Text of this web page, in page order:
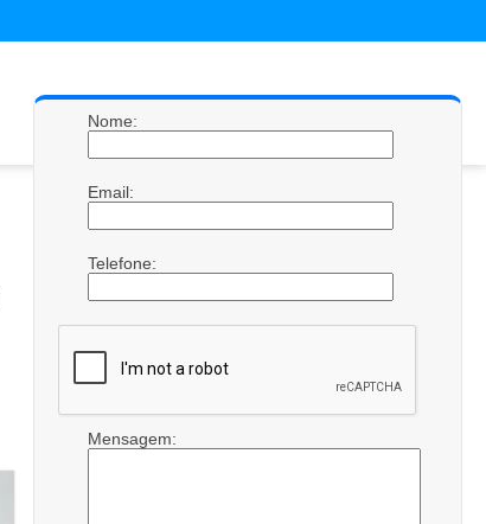
Nome:
Email:
Telefone:
Mensagem: